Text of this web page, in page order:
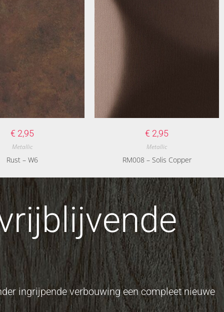
€ 2,95
Metallic
Rust – W6
€ 2,95
Metallic
RM008 – Solis Copper
ingrijpende verbouwing een compleet nieuwe